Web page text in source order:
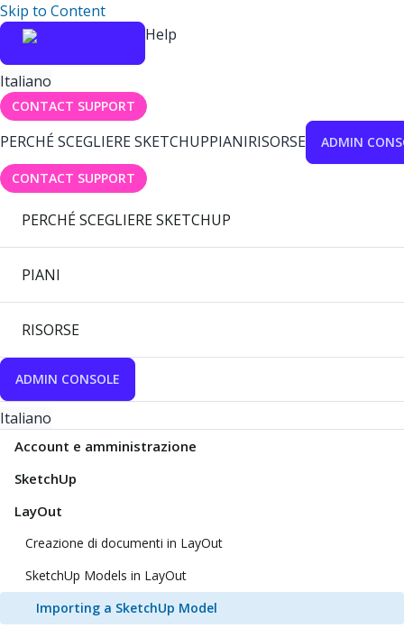
Skip to Content
Help
Italiano
CONTACT SUPPORT
PERCHÉ SCEGLIERE SKETCHUPPIANIRISORSE ADMIN
CONTACT SUPPORT
PERCHÉ SCEGLIERE SKETCHUP
PIANI
RISORSE
ADMIN CONSOLE
Italiano
Account e amministrazione
SketchUp
LayOut
Creazione di documenti in LayOut
SketchUp Models in LayOut
Importing a SketchUp Model